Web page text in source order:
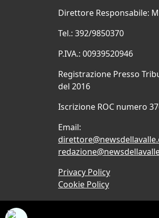
Direttore Responsabile:
Tel.: 392/9850370
P.IVA.: 00939520946
Registrazione Presso
del 2016
Iscrizione ROC numero
Email:
Privacy Policy
Cookie Policy